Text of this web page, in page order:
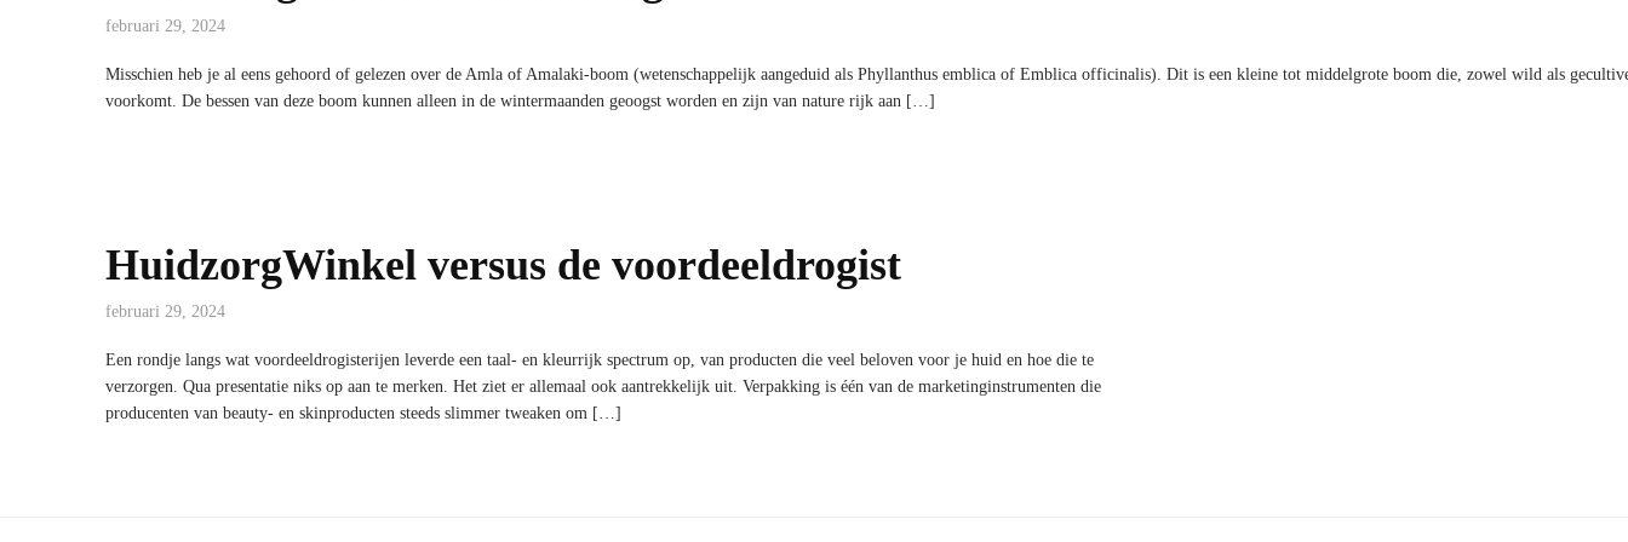
februari 29, 2024
Misschien heb je al eens gehoord of gelezen over de Amla of Amalaki-boom (wetenschappelijk aangeduid als Phyllanthus emblica of Emblica officinalis). Dit is een kleine tot middelgrote boom die, zowel wild als
voorkomt. De bessen van deze boom kunnen alleen in de wintermaanden geoogst worden en zijn van nature rijk aan […]
HuidzorgWinkel versus de voordeeldrogist
februari 29, 2024
Een rondje langs wat voordeeldrogisterijen leverde een taal- en kleurrijk spectrum op, van producten die veel beloven voor je huid en hoe die te
verzorgen. Qua presentatie niks op aan te merken. Het ziet er allemaal ook aantrekkelijk uit. Verpakking is één van de marketinginstrumenten die
producenten van beauty- en skinproducten steeds slimmer tweaken om […]